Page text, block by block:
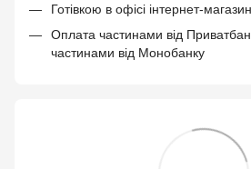
Готівкою в офісі інтернет-
Оплата частинами від
частинами від Монобанку